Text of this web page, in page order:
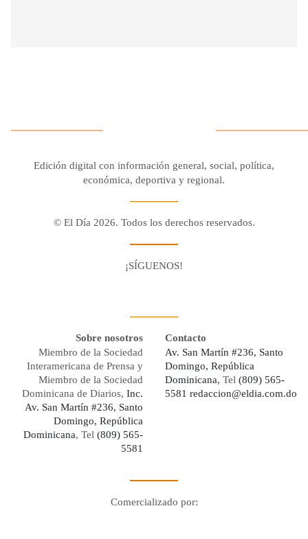
Edición digital con información general, social, política,
económica, deportiva y regional.
© El Día 2026. Todos los derechos reservados.
¡SÍGUENOS!
Sobre nosotros
Miembro de la Sociedad
Interamericana de Prensa y
Miembro de la Sociedad
Dominicana de Diarios, Inc.
Av. San Martín #236, Santo
Domingo, República
Dominicana, Tel (809) 565-
5581
Contacto
Av. San Martín #236, Santo
Domingo, República
Dominicana, Tel (809) 565-
5581 redaccion@eldia.com.do
Comercializado por: